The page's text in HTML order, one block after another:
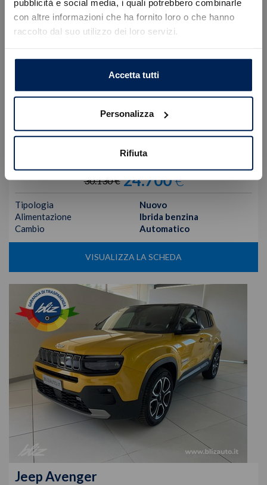
pubblicità e social media, i quali potrebbero combinarle
con altre informazioni che ha fornito loro o che hanno
raccolto dal suo utilizzo dei loro servizi.
Accetta tutti
Personalizza
Rifiuta
Jeep
Mhev My25 Altitude 1.2 100cv Dct Mhev
30.130 € 24.700€
Tipologia
Nuovo
Alimentazione
Ibrida benzina
Cambio
Automatico
VISUALIZZA LA SCHEDA
JeepAvenger
Caricamento veicoli non riuscito